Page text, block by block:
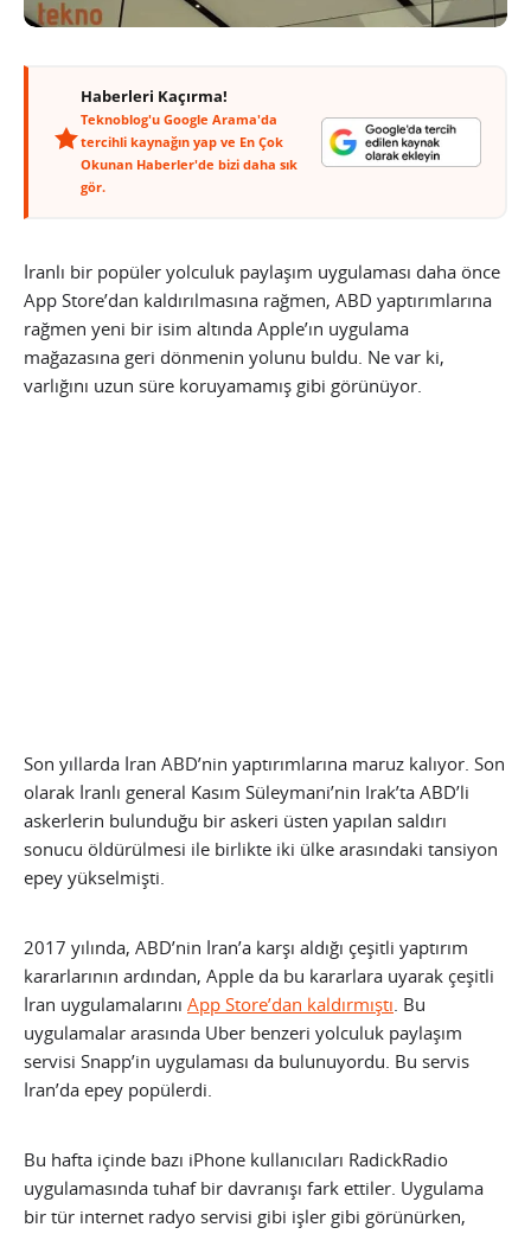
Haberleri Kaçırma!
Teknoblog'u Google Arama'da
tercihli kaynağın yap ve En Çok
Okunan Haberler'de bizi daha sık
gör.
İranlı bir popüler yolculuk paylaşım uygulaması daha önce
App Store’dan kaldırılmasına rağmen, ABD yaptırımlarına
rağmen yeni bir isim altında Apple’ın uygulama
mağazasına geri dönmenin yolunu buldu. Ne var ki,
varlığını uzun süre koruyamamış gibi görünüyor.
Son yıllarda İran ABD’nin yaptırımlarına maruz kalıyor. Son
olarak İranlı general Kasım Süleymani’nin Irak’ta ABD’li
askerlerin bulunduğu bir askeri üsten yapılan saldırı
sonucu öldürülmesi ile birlikte iki ülke arasındaki tansiyon
epey yükselmişti.
2017 yılında, ABD’nin İran’a karşı aldığı çeşitli yaptırım
kararlarının ardından, Apple da bu kararlara uyarak çeşitli
İran uygulamalarını App Store’dan kaldırmıştı. Bu
uygulamalar arasında Uber benzeri yolculuk paylaşım
servisi Snapp’in uygulaması da bulunuyordu. Bu servis
İran’da epey popülerdi.
Bu hafta içinde bazı iPhone kullanıcıları RadickRadio
uygulamasında tuhaf bir davranışı fark ettiler. Uygulama
bir tür internet radyo servisi gibi işler gibi görünürken,